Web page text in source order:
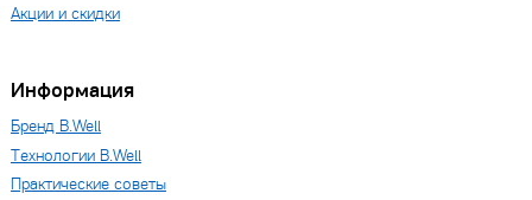
Акции и скидки
Информация
Бренд B.Well
Технологии B.Well
Практические советы